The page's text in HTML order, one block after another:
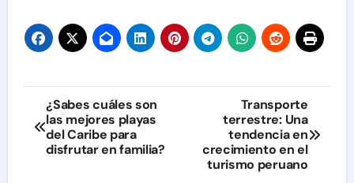
Navegación
de
¿Sabes cuáles son
las mejores playas
del Caribe para
disfrutar en familia?
Transporte
terrestre: Una
tendencia en
crecimiento en el
turismo peruano